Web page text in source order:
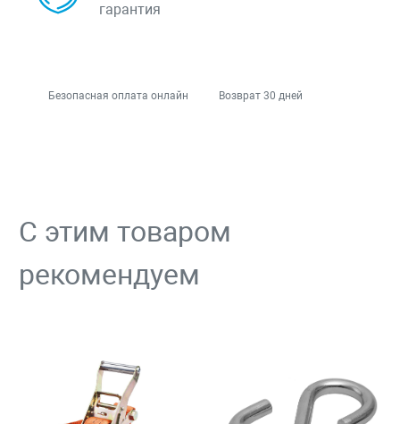
гарантия
Безопасная оплата онлайн Возврат 30 дней
С этим товаром
рекомендуем